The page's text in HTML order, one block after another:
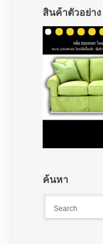
สินค้าตัวอย่าง
ค้นหา